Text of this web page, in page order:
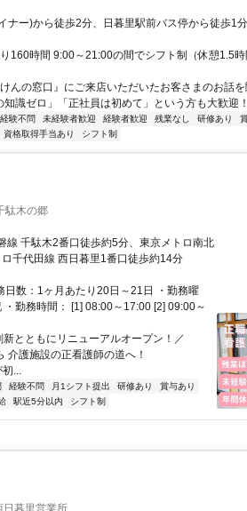
ナー)から徒歩2分、日暮里駅前バス停から徒歩1分
160時間 9:00～21:00の間でシフト制（休憩1.5時
んの窓口』にご来店いただいたお客さまのお話
識ゼロ」「正社員は初めて」という方も大歓迎
経験不問 未経験者歓迎 経験者歓迎 残業なし 研修あり
資格取得手当あり シフト制
駄木の郷
線 千駄木2番口徒歩約5分、東京メトロ南北
千代田線 西日暮里1番口徒歩約14分
数：1ヶ月あたり20日～21日 ・勤務曜
勤務時間： [1] 08:00～17:00 [2] 09:00～
とともにリニューアルオープン！／
施設の正看護師の道へ！
...
経験不問 月1シフト提出 研修あり
賞与あり
駅近5分以内 シフト制
日暮里営業所